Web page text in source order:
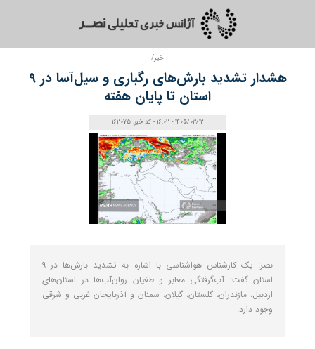
خبر/
هشدار تشدید بارش‌های رگباری و سیل‌آسا در ۹
استان تا پایان هفته
1405/03/12 - 16:02 - کد خبر: 162075
نصر: یک کارشناس هواشناسی با اشاره به تشدید بارش‌ها در ۹
استان گفت: آب‌گرفتگی معابر و طغیان روان‌آب‌ها در استان‌های
اردبیل، مازندران، گلستان، گیلان، سمنان و آذربایجان غربی و شرقی
وجود دارد.